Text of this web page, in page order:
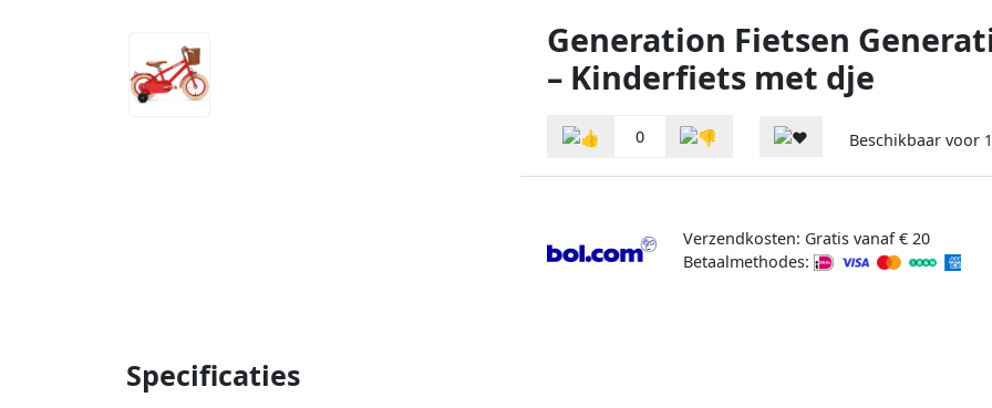
Generation Fietsen
– Kinderfiets met dje
0 Beschikbaar voor
Verzendkosten: Gratis vanaf € 20
Betaalmethodes:
Specificaties